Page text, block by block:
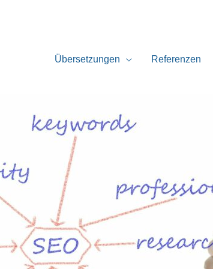
Übersetzungen Referenzen